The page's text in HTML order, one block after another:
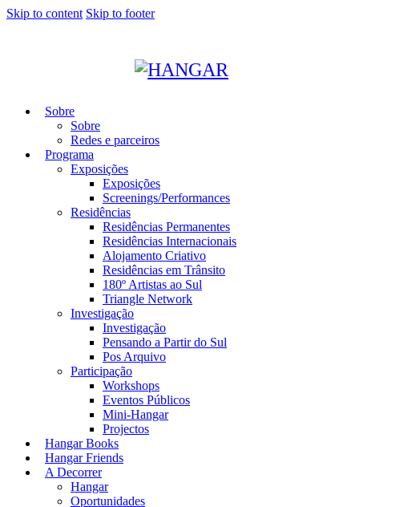
Skip to content Skip to footer
Sobre
Sobre
Redes e parceiros
Programa
Exposições
Exposições
Screenings/Performances
Residências
Residências Permanentes
Residências Internacionais
Alojamento Criativo
Residências em Trânsito
180º Artistas ao Sul
Triangle Network
Investigação
Investigação
Pensando a Partir do Sul
Pos Arquivo
Participação
Workshops
Eventos Públicos
Mini-Hangar
Projectos
Hangar Books
Hangar Friends
A Decorrer
Hangar
Oportunidades